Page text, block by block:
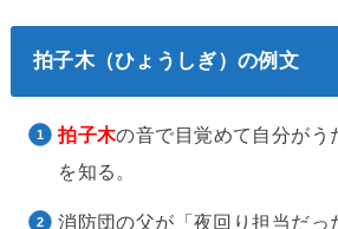
拍子木（ひょうしぎ）の例文
拍子木の音で目覚めて自分がう
を知る。
消防団の父が「夜回り担当だっ